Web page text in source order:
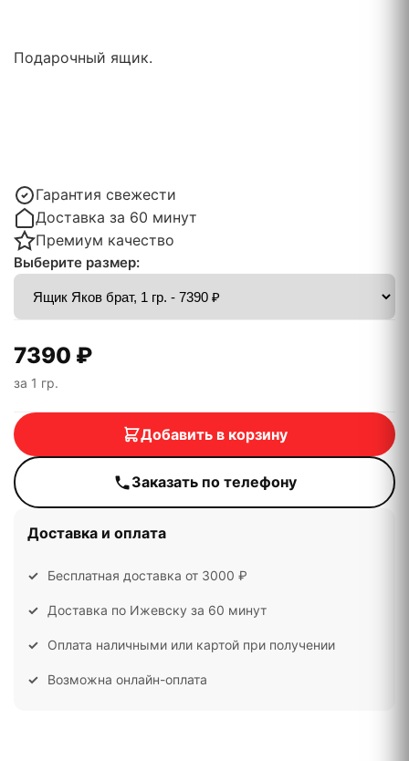
Подарочный ящик.
Гарантия свежести
Доставка за 60 минут
Премиум качество
Выберите размер:
7390 ₽
за 1 гр.
Добавить в корзину
Заказать по телефону
Доставка и оплата
Бесплатная доставка от 3000 ₽
Доставка по Ижевску за 60 минут
Оплата наличными или картой при получении
Возможна онлайн-оплата